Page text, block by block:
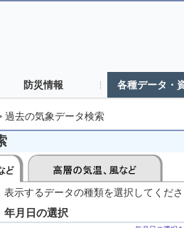
防災情報 各種データ・
過去の気象データ検索
示するデータの種類を選択してくだ
年月日の選択